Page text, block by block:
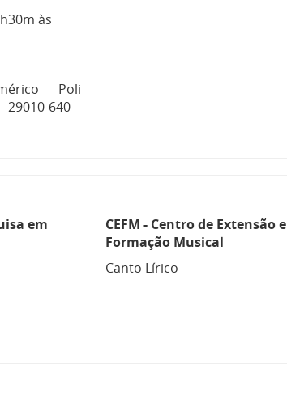
às
Poli
640 –
em
CEFM - Centro de Extensão e
Formação Musical
Canto Lírico